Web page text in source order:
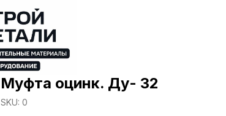
Муфта оцинк. Ду- 32
SKU: 0